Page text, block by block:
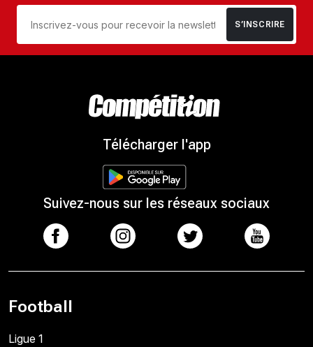
S’INSCRIRE
Télécharger l'app
Suivez-nous sur les réseaux sociaux
Football
Ligue 1